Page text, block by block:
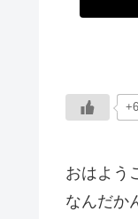
おはよう
なんだか